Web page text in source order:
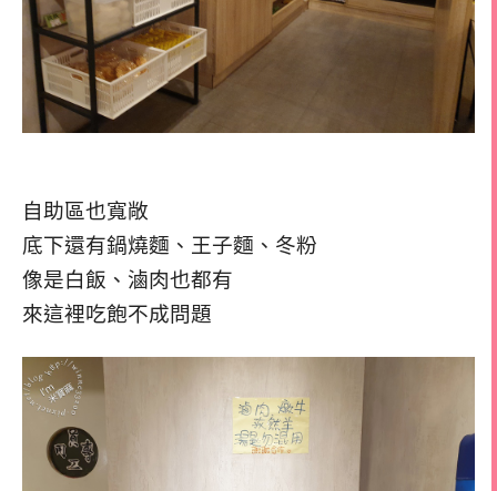
自助區也寬敞
底下還有鍋燒麵、王子麵、冬粉
像是白飯、滷肉也都有
來這裡吃飽不成問題